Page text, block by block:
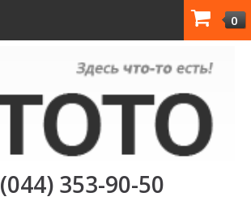
0
(044) 353-90-50